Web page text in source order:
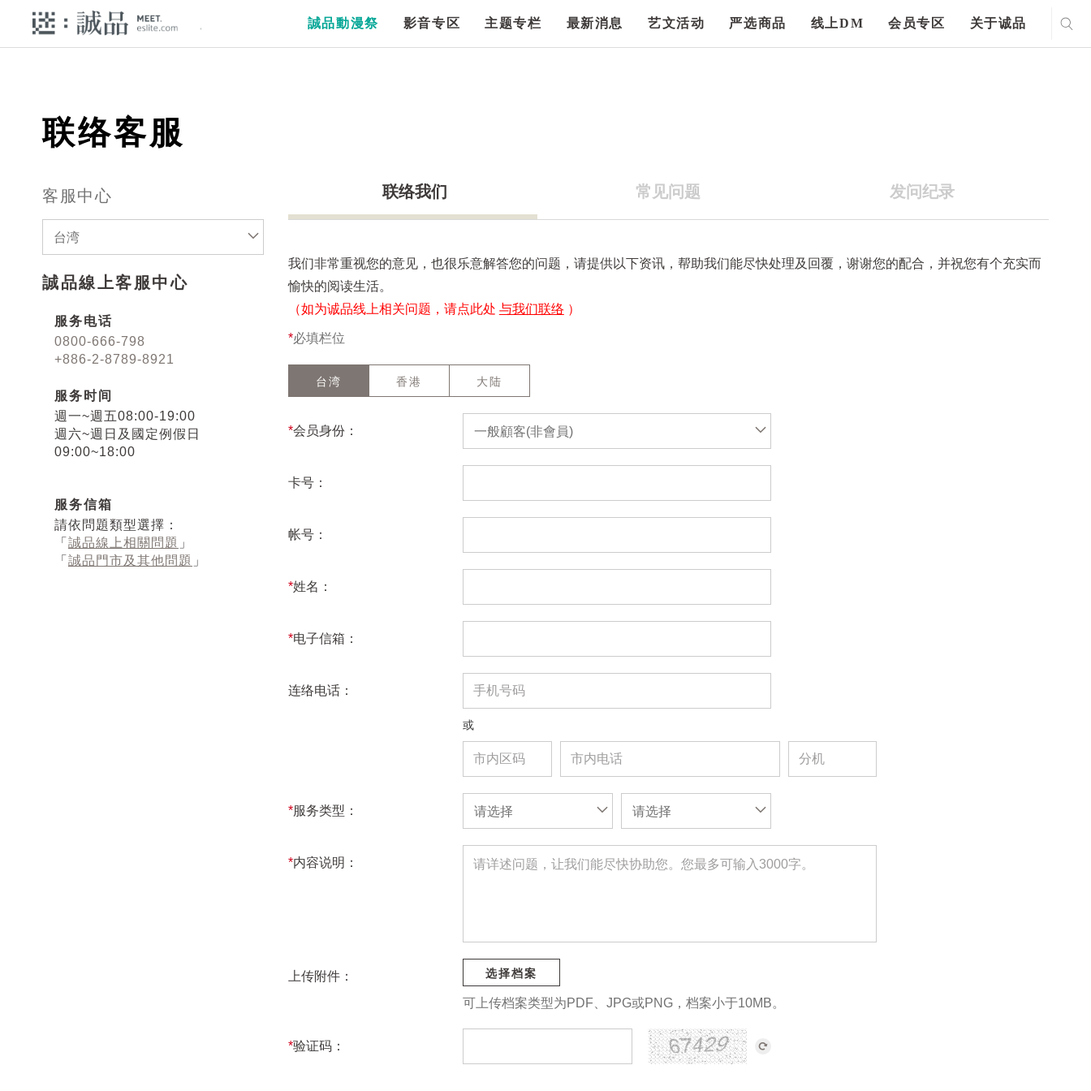
誠品動漫祭 影音专区 主题专栏 最新消息 艺文活动 严选商品 线上DM 会员专区 关于诚品
联络客服
客服中心
台湾
誠品線上客服中心
服务电话
0800-666-798
+886-2-8789-8921
服务时间
週一~週五08:00-19:00
週六~週日及國定例假日
09:00~18:00
服务信箱
請依問題類型選擇：
「 誠品線上相關問題 」
「 誠品門市及其他問題 」
联络我们 常见问题 发问纪录
我们非常重视您的意见，也很乐意解答您的问题，请提供以下资讯，帮助我们能尽快处理及回覆，谢谢您的配合，并祝您有个充实而
愉快的阅读生活。
（如为诚品线上相关问题，请点此处 与我们联络 ）
*必填栏位
台湾 香港 大陆
*会员身份： 一般顧客(非會員)
卡号：
帐号：
*姓名：
*电子信箱：
连络电话：
或
*服务类型： 请选择 请选择
*内容说明：
上传附件： 选择档案
可上传档案类型为PDF、JPG或PNG，档案小于10MB。
*验证码：